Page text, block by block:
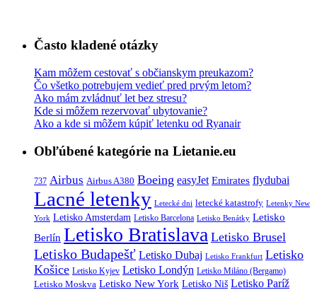
Často kladené otázky
Kam môžem cestovať s občianskym preukazom?
Čo všetko potrebujem vedieť pred prvým letom?
Ako mám zvládnuť let bez stresu?
Kde si môžem rezervovať ubytovanie?
Ako a kde si môžem kúpiť letenku od Ryanair
Obľúbené kategórie na Lietanie.eu
737 Airbus Airbus A380 Boeing easyJet Emirates flydubai
Lacné letenky Letecké dni letecké katastrofy Letenky New
York Letisko Amsterdam Letisko Barcelona Letisko Benátky Letisko
Berlín Letisko Bratislava Letisko Brusel
Letisko Budapešť Letisko Dubaj Letisko Frankfurt Letisko
Košice Letisko Kyjev Letisko Londýn Letisko Miláno (Bergamo)
Letisko Moskva Letisko New York Letisko Niš Letisko Paríž